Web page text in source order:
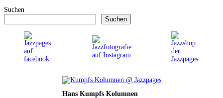
Suchen
Suchen
Hans Kumpfs Kolumnen